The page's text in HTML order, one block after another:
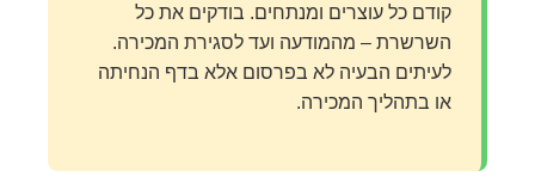
קודם כל עוצרים ומנתחים. בודקים את כל
השרשרת – מהמודעה ועד לסגירת המכירה.
לעיתים הבעיה לא בפרסום אלא בדף הנחיתה
או בתהליך המכירה.